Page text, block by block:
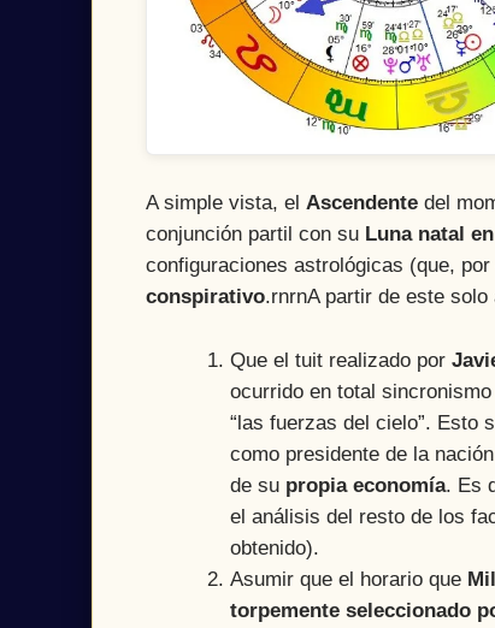
A simple vista, el Ascendente del
conjunción partil con su Luna natal
configuraciones astrológicas (que,
conspirativo.rnrnA partir de este
Que el tuit realizado por
ocurrido en total
“las fuerzas del cielo”. Esto
como presidente de la
de su propia economía. Es
el análisis del resto de los
obtenido).
Asumir que el horario que
torpemente seleccionado